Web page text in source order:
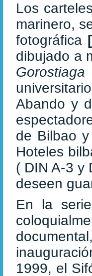
Los
marinero,
fotográfica [
dibujado a
Gorostiaga
Abando y
de Bilbao
Hoteles
( DIN A-3 y
deseen
En la
1999, el